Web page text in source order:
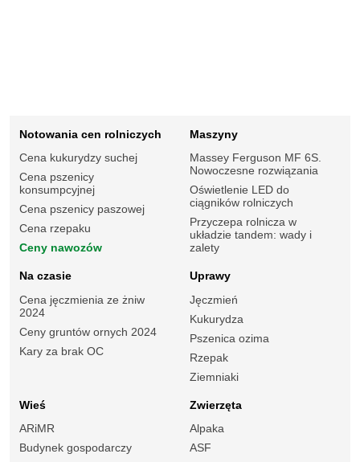
Notowania cen rolniczych
Cena kukurydzy suchej
Cena pszenicy
konsumpcyjnej
Cena pszenicy paszowej
Cena rzepaku
Ceny nawozów
Maszyny
Massey Ferguson MF 6S.
Nowoczesne rozwiązania
Oświetlenie LED do
ciągników rolniczych
Przyczepa rolnicza w
układzie tandem: wady i
zalety
Na czasie
Cena jęczmienia ze żniw
2024
Ceny gruntów ornych 2024
Kary za brak OC
Uprawy
Jęczmień
Kukurydza
Pszenica ozima
Rzepak
Ziemniaki
Wieś
ARiMR
Budynek gospodarczy
Zwierzęta
Alpaka
ASF